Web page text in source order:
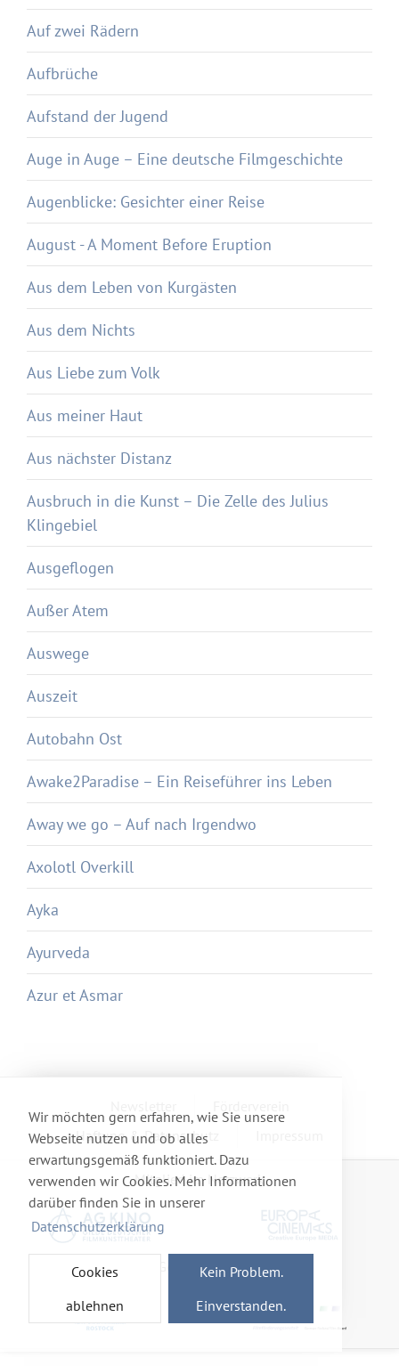
Wir möchten gern erfahren, wie Sie unsere
Webseite nutzen und ob alles
erwartungsgemäß funktioniert. Dazu
verwenden wir Cookies. Mehr Informationen
darüber finden Sie in unserer
Datenschutzerklärung
Cookies
ablehnen
Kein Problem.
Einverstanden.
Auf zwei Rädern
Aufbrüche
Aufstand der Jugend
Auge in Auge – Eine deutsche Filmgeschichte
Augenblicke: Gesichter einer Reise
August - A Moment Before Eruption
Aus dem Leben von Kurgästen
Aus dem Nichts
Aus Liebe zum Volk
Aus meiner Haut
Aus nächster Distanz
Ausbruch in die Kunst – Die Zelle des Julius
Klingebiel
Ausgeflogen
Außer Atem
Auswege
Auszeit
Autobahn Ost
Awake2Paradise – Ein Reiseführer ins Leben
Away we go – Auf nach Irgendwo
Axolotl Overkill
Ayka
Ayurveda
Azur et Asmar
Haftung & Datenschutz
Mitglied im Netzwerk
Gefördert von